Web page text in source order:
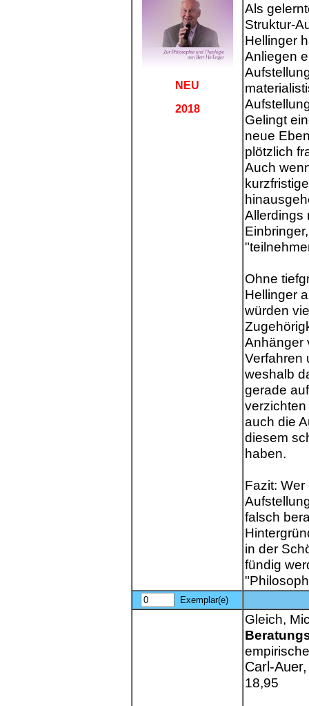
NEU
2018
Als
Struktur-
Hellinger
Anliegen
Gelingt
neue
plötzlich
Auch
Allerdings
Ohne
Hellinger
würden
Anhänger
Verfahren
weshalb
gerade
auch die
diesem
haben.
Fazit:
falsch
in der
fündig
Exemplar(e)
Gleich,
Carl-
18,95